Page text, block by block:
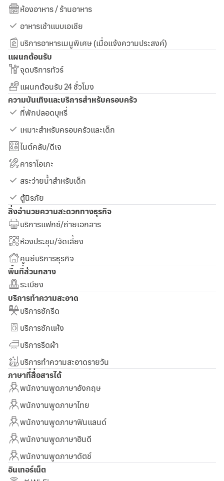
ห้องอาหาร / ร้านอาหาร
อาหารเช้าแบบเอเชีย
บริการอาหารเมนูพิเศษ (เมื่อแจ้งความประสงค์)
แผนกต้อนรับ
จุดบริการทัวร์
แผนกต้อนรับ 24 ชั่วโมง
ความบันเทิงและบริการสำหรับครอบครัว
ที่พักปลอดบุหรี่
เหมาะสำหรับครอบครัวและเด็ก
ไนต์คลับ/ดีเจ
คาราโอเกะ
สระว่ายน้ำสำหรับเด็ก
ตู้นิรภัย
สิ่งอำนวยความสะดวกทางธุรกิจ
บริการแฟกซ์/ถ่ายเอกสาร
ห้องประชุม/จัดเลี้ยง
ศูนย์บริการธุรกิจ
พื้นที่ส่วนกลาง
ระเบียง
บริการทำความสะอาด
บริการซักรีด
บริการซักแห้ง
บริการรีดผ้า
บริการทำความสะอาดรายวัน
ภาษาที่สื่อสารได้
พนักงานพูดภาษาอังกฤษ
พนักงานพูดภาษาไทย
พนักงานพูดภาษาฟินแลนด์
พนักงานพูดภาษาฮินดี
พนักงานพูดภาษาดัตช์
อินเทอร์เน็ต